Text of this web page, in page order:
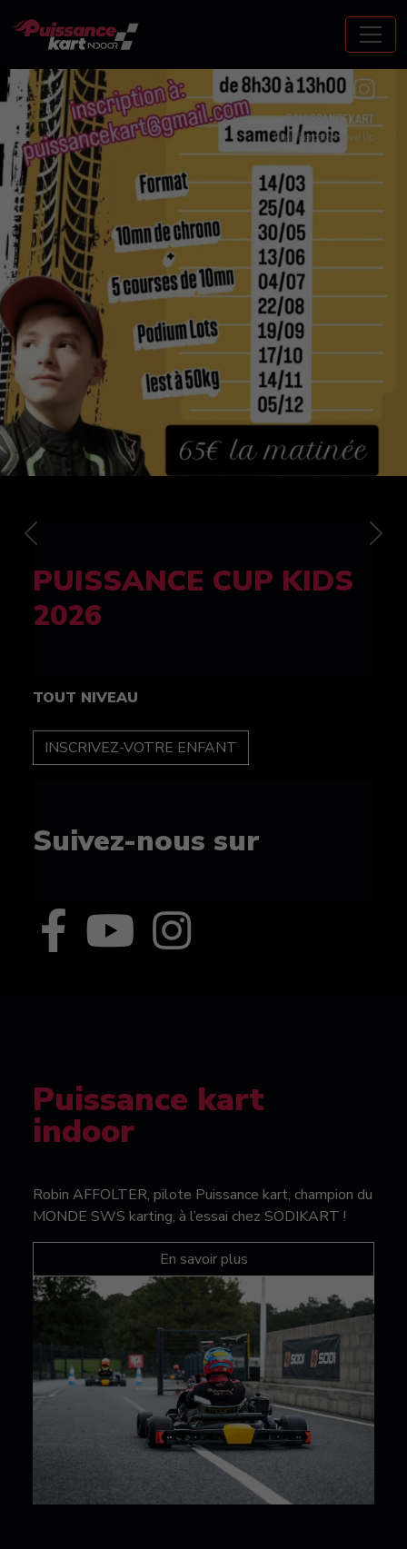
FELINE CUP 100%
féminine
TOUT NIVEAU
INSCRIPTION
Suivez-nous sur
Previous Next
Puissance kart
indoor
Robin AFFOLTER, pilote Puissance kart, champion du
MONDE SWS karting, à l’essai chez SODIKART !
En savoir plus